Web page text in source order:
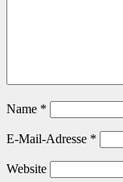
Name *
E-Mail-Adresse *
Website